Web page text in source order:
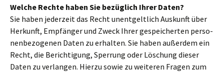
Welche Rechte haben Sie bezüg­lich Ihrer Daten?
Sie haben jeder­zeit das Recht unent­gelt­lich Auskunft über
Herkunft, Empfänger und Zweck Ihrer gespei­cher­ten per­so­
nen­be­zo­ge­nen Daten zu erhal­ten. Sie haben außer­dem ein
Recht, die Berichtigung, Sperrung oder Löschung dieser
Daten zu ver­lan­gen. Hierzu sowie zu wei­te­ren Fragen zum